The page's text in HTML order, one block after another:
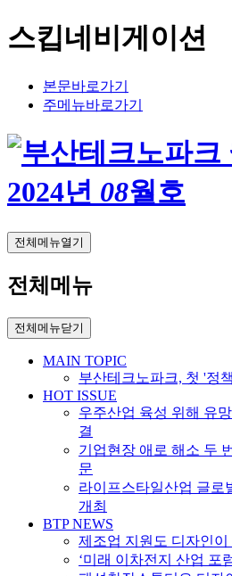
스킵네비게이션
본문바로가기
주메뉴바로가기
2024년 08월호
전체메뉴열기
전체메뉴
전체메뉴닫기
MAIN TOPIC
부산테크노파크, 첫 '정
HOT ISSUE
우주산업 육성 위해 유
결
기업현장 애로 해소 두
문
라이프스타일산업 글로
개최
BTP NEWS
제조업 지원도 디자인
‘미래 이차전지 산업 포